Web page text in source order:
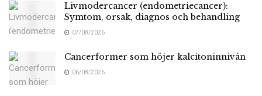
Livmodercancer (endometriecancer):
Symtom, orsak, diagnos och behandling
07/08/2026
Cancerformer som höjer kalcitoninnivån
06/08/2026